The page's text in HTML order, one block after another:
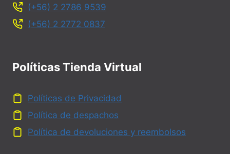
(+56) 2 2786 9539
(+56) 2 2772 0837
Políticas Tienda Virtual
Políticas de Privacidad
Política de despachos
Política de devoluciones y reembolsos